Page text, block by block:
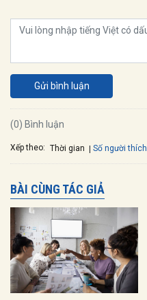
Gửi bình luận
(0) Bình luận
Xếp theo: Thời gian Số người thích
BÀI CÙNG TÁC GIẢ